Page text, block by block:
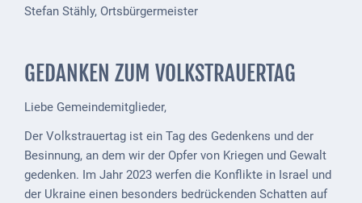
Versorgung
Abfallentsorgung
Energieversorgung
Breitbandausbau/
Telekommunikation
Post
Stefan Stähly, Ortsbürgermeister
GEDANKEN ZUM VOLKSTRAUERTAG
Liebe Gemeindemitglieder,
Der Volkstrauertag ist ein Tag des Gedenkens und der
Besinnung, an dem wir der Opfer von Kriegen und Gewalt
gedenken. Im Jahr 2023 werfen die Konflikte in Israel und
der Ukraine einen besonders bedrückenden Schatten auf